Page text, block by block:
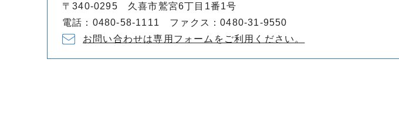
〒340-0295 久喜市鷲宮6丁目1番1号
電話：0480-58-1111 ファクス：0480-31-9550
お問い合わせは専用フォームをご利用ください。